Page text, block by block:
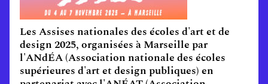
Les Assises nationales des écoles d'art et de
design 2025, organisées à Marseille par
l'ANdÉA (Association nationale des écoles
supérieures d'art et design publiques) en